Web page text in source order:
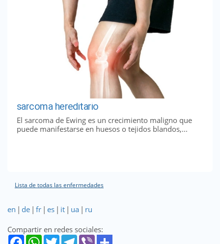
sarcoma hereditario
El sarcoma de Ewing es un crecimiento maligno que
puede manifestarse en huesos o tejidos blandos,...
Lista de todas las enfermedades
en | de | fr | es | it | ua | ru
Compartir en redes sociales: